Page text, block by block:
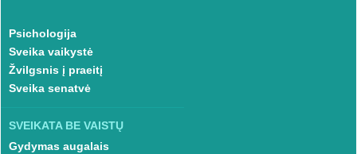
Psichologija
Sveika vaikystė
Žvilgsnis į praeitį
Sveika senatvė
SVEIKATA BE VAISTŲ
Gydymas augalais